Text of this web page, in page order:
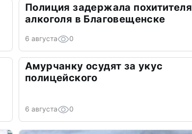
Полиция задержала похитителя
алкоголя в Благовещенске
6 августа 0
Амурчанку осудят за укус
полицейского
6 августа 0